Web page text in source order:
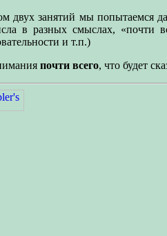
двух занятий мы попытаемся
в разных смыслах, «почти
и т.п.)
почти всего, что будет